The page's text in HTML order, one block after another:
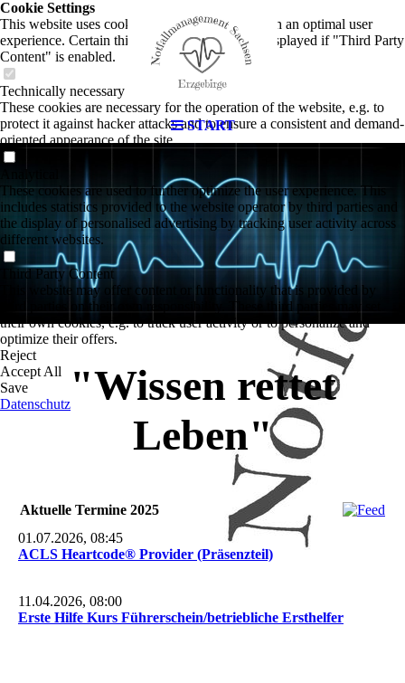
START
"Wissen rettet
Leben"
Aktuelle Termine 2025
01.07.2026, 08:45
ACLS Heartcode® Provider (Präsenzteil)
11.04.2026, 08:00
Erste Hilfe Kurs Führerschein/betriebliche Ersthelfer
Cookie Settings
This website uses cookies to provide visitors with an optimal user
experience. Certain third party content is only displayed if "Third Party
Content" is enabled.
Technically necessary
These cookies are necessary for the operation of the website, e.g. to
protect it against hacker attacks and to ensure a consistent and demand-
oriented appearance of the site.
Analytical
These cookies are used to further optimize the user experience. This
includes statistics provided to the website operator by third parties and
the display of personalised advertising by tracking user activity across
different websites.
Third Party Content
This website may offer content or functionality that is provided by
third parties on their own responsibility. These third parties may set
their own cookies, e.g. to track user activity or to personalize and
optimize their offers.
Reject
Accept All
Save
Datenschutz